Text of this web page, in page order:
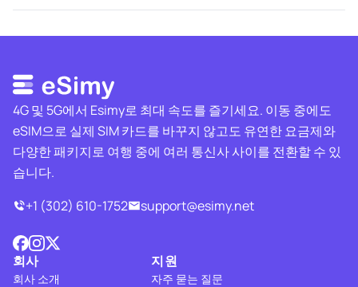
4G 및 5G에서 Esimy로 최대 속도를 즐기세요. 이동 중에도
eSIM으로 실제 SIM 카드를 바꾸지 않고도 유연한 요금제와
다양한 패키지로 여행 중에 여러 통신사 사이를 전환할 수 있
습니다.
+1 (302) 610-1752
support@esimy.net
회사
회사 소개
지원
자주 묻는 질문